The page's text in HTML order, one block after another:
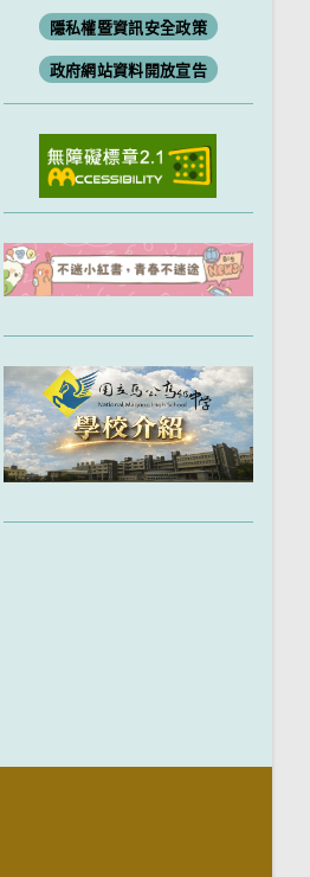
隱私權暨資訊安全政策
政府網站資料開放宣告